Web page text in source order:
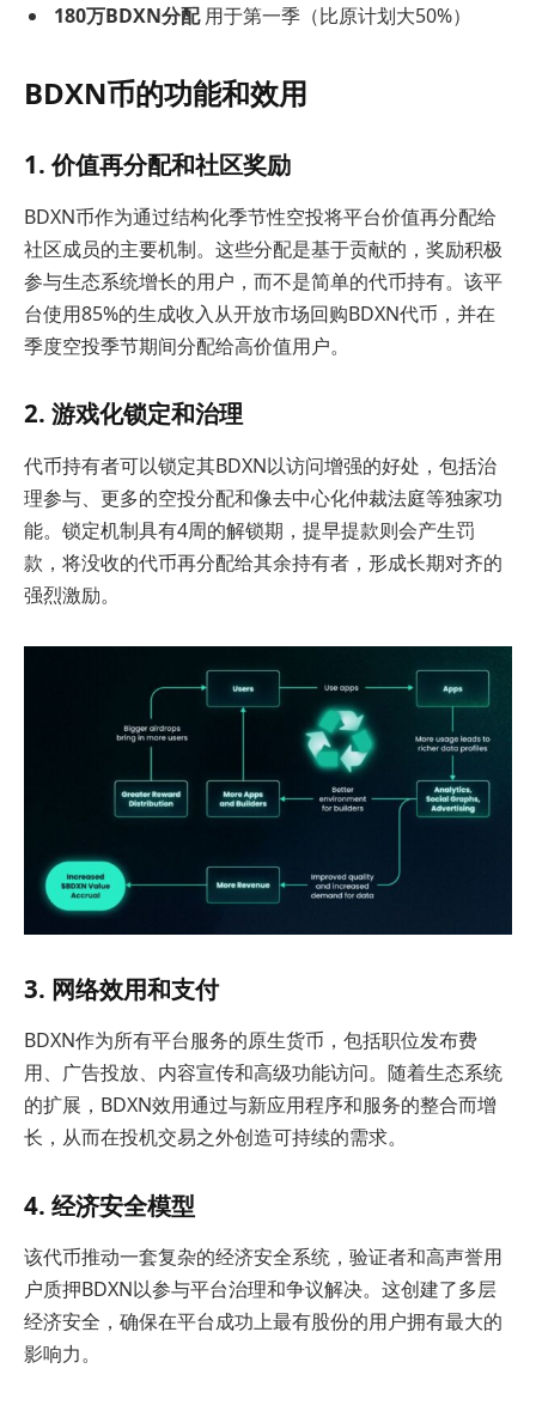
180万BDXN分配用于第一季（比原计划大50%）
BDXN币的功能和效用
1. 价值再分配和社区奖励
BDXN币作为通过结构化季节性空投将平台价值再分配给
社区成员的主要机制。这些分配是基于贡献的，奖励积极
参与生态系统增长的用户，而不是简单的代币持有。该平
台使用85%的生成收入从开放市场回购BDXN代币，并在
季度空投季节期间分配给高价值用户。
2. 游戏化锁定和治理
代币持有者可以锁定其BDXN以访问增强的好处，包括治
理参与、更多的空投分配和像去中心化仲裁法庭等独家功
能。锁定机制具有4周的解锁期，提早提款则会产生罚
款，将没收的代币再分配给其余持有者，形成长期对齐的
强烈激励。
3. 网络效用和支付
BDXN作为所有平台服务的原生货币，包括职位发布费
用、广告投放、内容宣传和高级功能访问。随着生态系统
的扩展，BDXN效用通过与新应用程序和服务的整合而增
长，从而在投机交易之外创造可持续的需求。
4. 经济安全模型
该代币推动一套复杂的经济安全系统，验证者和高声誉用
户质押BDXN以参与平台治理和争议解决。这创建了多层
经济安全，确保在平台成功上最有股份的用户拥有最大的
影响力。